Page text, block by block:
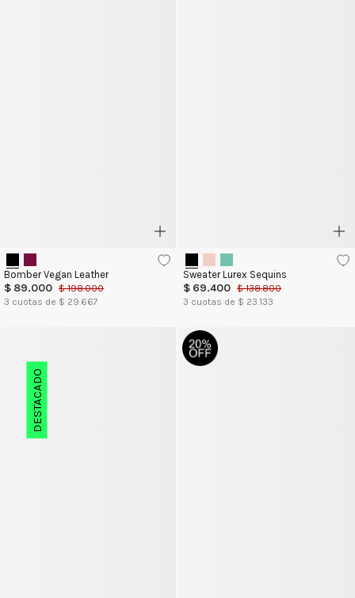
Bomber Vegan Leather
$ 89.000 $ 198.000
3 cuotas de $ 29.667
Sweater Lurex Sequins
$ 69.400 $ 138.800
3 cuotas de $ 23.133
DESTACADO